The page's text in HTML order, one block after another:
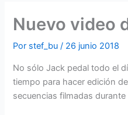
Nuevo video
Por stef_bu/ 26 junio 2018
No sólo Jack pedal todo el
tiempo para hacer edición
secuencias filmadas